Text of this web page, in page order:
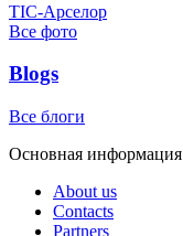
ТІС-Арселор
Все фото
Blogs
Все блоги
Основная информация
About us
Contacts
Partners